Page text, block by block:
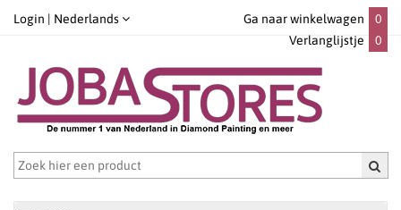
Login | Nederlands Ga naar winkelwagen
0
Verlanglijstje
0